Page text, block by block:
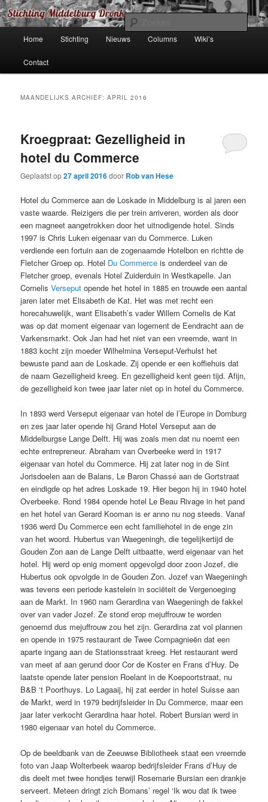
Spring
naar
primaire
Spring
naar
secundaire
de organisatie achter de *.dronk websites
Home Stichting Nieuws Columns Wiki’s
Contact
MAANDELIJKS ARCHIEF:APRIL 2016
Kroegpraat: Gezelligheid in
hotel du Commerce
Geplaatst op27 april 2016door Rob van Hese
Hotel du Commerce aan de Loskade in Middelburg is al jaren een
vaste waarde. Reizigers die per trein arriveren, worden als door
een magneet aangetrokken door het uitnodigende hotel. Sinds
1997 is Chris Luken eigenaar van du Commerce. Luken
verdiende een fortuin aan de zogenaamde Hotelbon en richtte de
Fletcher Groep op. Hotel Du Commerce is onderdeel van de
Fletcher groep, evenals Hotel Zuiderduin in Westkapelle. Jan
CornelisVerseput opende het hotel in 1885 en trouwde een aantal
jaren later met Elisabeth de Kat. Het was met recht een
horecahuwelijk, want Elisabeth’s vader Willem Cornelis de Kat
was op dat moment eigenaar van logement de Eendracht aan de
Varkensmarkt. Ook Jan had het niet van een vreemde, want in
1883 kocht zijn moeder Wilhelmina Verseput-Verhulst het
bewuste pand aan de Loskade. Zij opende er een koffiehuis dat
de naam Gezelligheid kreeg. En gezelligheid kent geen tijd. Afijn,
de gezelligheid kon twee jaar later niet op in hotel du Commerce.
In 1893 werd Verseput eigenaar van hotel de l’Europe in Domburg
en zes jaar later opende hij Grand Hotel Verseput aan de
Middelburgse Lange Delft. Hij was zoals men dat nu noemt een
echte entrepreneur. Abraham van Overbeeke werd in 1917
eigenaar van hotel du Commerce. Hij zat later nog in de Sint
Jorisdoelen aan de Balans, Le Baron Chassé aan de Gortstraat
en eindigde op het adres Loskade 19. Hier begon hij in 1940 hotel
Overbeeke. Rond 1984 opende hotel Le Beau Rivage in het pand
en het hotel van Gerard Kooman is er anno nu nog steeds. Vanaf
1936 werd Du Commerce een echt familiehotel in de enge zin
van het woord. Hubertus van Waegeningh, die tegelijkertijd de
Gouden Zon aan de Lange Delft uitbaatte, werd eigenaar van het
hotel. Hij werd op enig moment opgevolgd door zoon Jozef, die
Hubertus ook opvolgde in de Gouden Zon. Jozef van Waegeningh
was tevens een periode kastelein in sociëteit de Vergenoeging
aan de Markt. In 1960 nam Gerardina van Waegeningh de fakkel
over van vader Jozef. Ze stond erop mejuffrouw te worden
genoemd dus mejuffrouw zou het zijn. Gerardina zat vol plannen
en opende in 1975 restaurant de Twee Compagnieën dat een
aparte ingang aan de Stationsstraat kreeg. Het restaurant werd
van meet af aan gerund door Cor de Koster en Frans d’Huy. De
laatste opende later pension Roelant in de Koepoortstraat, nu
B&B ‘t Poorthuys. Lo Lagaaij, hij zat eerder in hotel Suisse aan
de Markt, werd in 1979 bedrijfsleider in Du Commerce, maar een
jaar later verkocht Gerardina haar hotel. Robert Bursian werd in
1980 eigenaar van hotel du Commerce.
Op de beeldbank van de Zeeuwse Bibliotheek staat een vreemde
foto van Jaap Wolterbeek waarop bedrijfsleider Frans d’Huy de
dis deelt met twee hondjes terwijl Rosemarie Bursian een drankje
serveert. Meteen dringt zich Bomans’ regel ‘Ik wou dat ik twee